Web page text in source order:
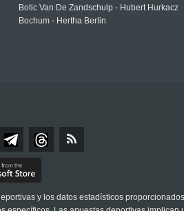
Botic Van De Zandschulp - Hubert Hurkacz
Bochum - Hertha Berlin
y los datos estadísticos